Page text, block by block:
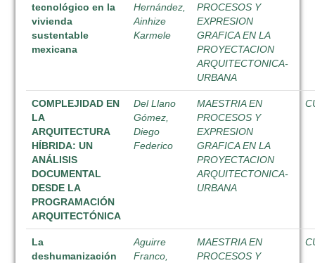
tecnológico en la
vivienda
sustentable
mexicana
Hernández,
Ainhize
Karmele
PROCESOS Y
EXPRESION
GRAFICA EN LA
PROYECTACION
ARQUITECTONICA-
URBANA
COMPLEJIDAD EN
LA
ARQUITECTURA
HÍBRIDA: UN
ANÁLISIS
DOCUMENTAL
DESDE LA
PROGRAMACIÓN
ARQUITECTÓNICA
Del Llano
Gómez,
Diego
Federico
MAESTRIA EN
PROCESOS Y
EXPRESION
GRAFICA EN LA
PROYECTACION
ARQUITECTONICA-
URBANA
La
deshumanización
Aguirre
Franco,
MAESTRIA EN
PROCESOS Y